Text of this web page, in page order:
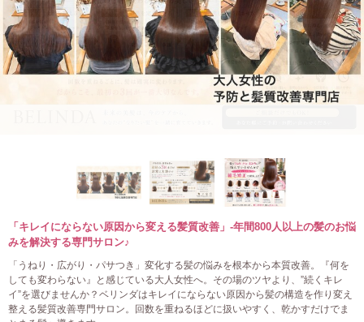
「キレイにならない原因から変える髪質改善」-年間800人以上の髪のお悩
みを解決する専門サロン♪
「うねり・広がり・パサつき」変化する髪の悩みを根本から本質改善。『何を
しても変わらない』と感じている大人女性へ。その場のツヤより、”続くキレ
イ”を選びませんか？ベリンダはキレイにならない原因から髪の構造を作り変え
整える髪質改善専門サロン。回数を重ねるほどに扱いやすく、乾かすだけでま